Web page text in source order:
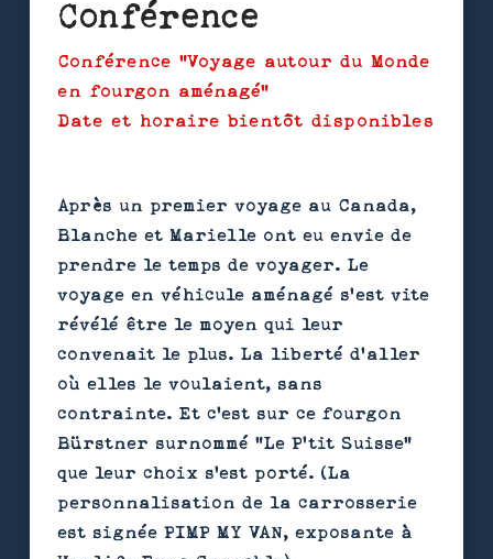
Conférence
Conférence "Voyage autour du Monde
en fourgon aménagé"
Date et horaire bientôt disponibles
Après un premier voyage au Canada,
Blanche et Marielle ont eu envie de
prendre le temps de voyager. Le
voyage en véhicule aménagé s’est vite
révélé être le moyen qui leur
convenait le plus. La liberté d’aller
où elles le voulaient, sans
contrainte. Et c'est sur ce fourgon
Bürstner surnommé "Le P’tit Suisse"
que leur choix s'est porté. (La
personnalisation de la carrosserie
est signée PIMP MY VAN, exposante à